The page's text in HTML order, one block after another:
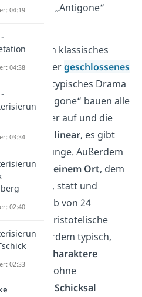
auch an „Antigone“
ist ein klassisches
odergeschlossenes
— also ein typisches Drama
In „Antigone“ bauen alle
aufeinander auf und die
verläuft linear, es gibt
Zeitsprünge. Außerdem
an nur einem Ort, dem
Theben, statt und
innerhalb von 24
Für das aristotelische
ist es außerdem typisch,
wenige Charaktere
die sich ohne
ihremSchicksal
04:19
04:38
03:34
02:40
02:33